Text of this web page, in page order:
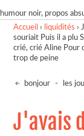
humour noir, propos
Accueil › liquidités ›
souriait Puis il a plu
crié, crié Aline Pour
trop de peine
bonjour - les
J'avais